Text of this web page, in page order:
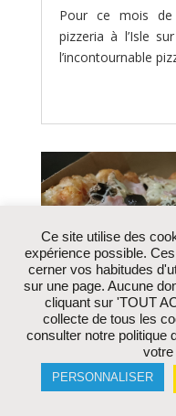
Pour ce mois de
pizzeria à l’Isle
l’incontournable
La pizza
dans votre
Ce site utilise des
expérience possible.
cerner vos habitudes
sur une page. Aucune
cliquant sur 'TOUT
collecte de tous les
consulter notre politique
votre
PERSONNALISER